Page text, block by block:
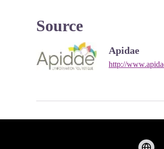
Source
Apidae
http://